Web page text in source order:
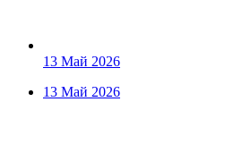
13 Май 2026
13 Май 2026